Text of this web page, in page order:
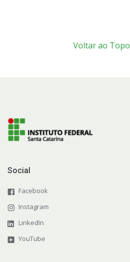
Voltar ao Topo
Social
Facebook
Instagram
LinkedIn
YouTube